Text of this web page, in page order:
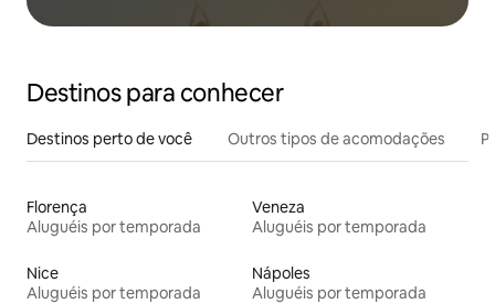
Destinos para conhecer
Destinos perto de você Outros tipos de acomodações
Florença
Aluguéis por temporada
Veneza
Aluguéis por temporada
Nice
Aluguéis por temporada
Nápoles
Aluguéis por temporada